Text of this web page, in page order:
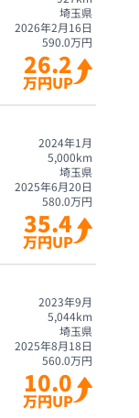
埼玉県
2026年2月16日
590.0万円
26.2
万円UP
2024年1月
5,000km
埼玉県
2025年6月20日
580.0万円
35.4
万円UP
2023年9月
5,044km
埼玉県
2025年8月18日
560.0万円
10.0
万円UP